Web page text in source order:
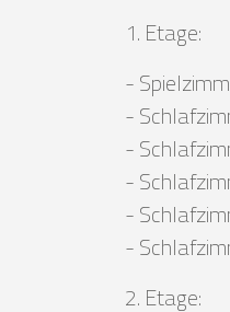
1. Etage:
-
-
-
-
-
-
2. Etage: